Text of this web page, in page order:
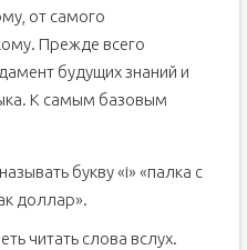
от самого
Прежде всего
будущих знаний и
К самым базовым
букву «i» «палка с
доллар».
читать слова вслух.